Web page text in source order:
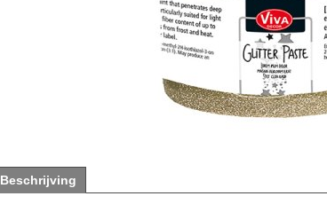
Beschrijving